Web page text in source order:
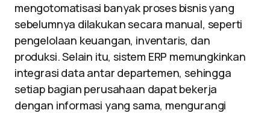
mengotomatisasi banyak proses bisnis yang
sebelumnya dilakukan secara manual, seperti
pengelolaan keuangan, inventaris, dan
produksi. Selain itu, sistem ERP memungkinkan
integrasi data antar departemen, sehingga
setiap bagian perusahaan dapat bekerja
dengan informasi yang sama, mengurangi